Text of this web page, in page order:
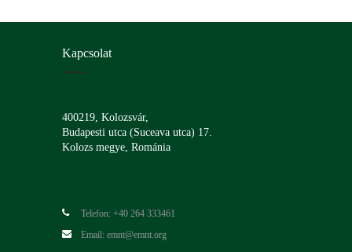
Kapcsolat
400219, Kolozsvár,
Budapesti utca (Suceava utca) 17.
Kolozs megye, Románia
Telefon: +40 264 333461
Email: emnt@emnt.org